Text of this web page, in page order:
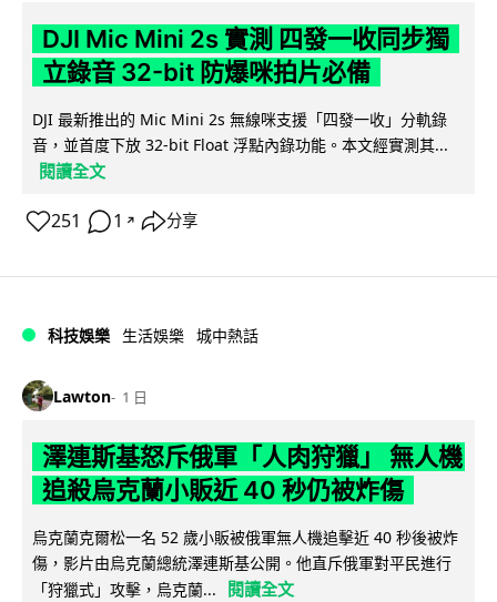
DJI Mic Mini 2s 實測 四發一收同步獨
立錄音 32-bit 防爆咪拍片必備
DJI 最新推出的 Mic Mini 2s 無線咪支援「四發一收」分軌錄
音，並首度下放 32-bit Float 浮點內錄功能。本文經實測其...
閱讀全文
251 1 ↗ 分享
科技娛樂 生活娛樂 城中熱話
Lawton 1 日
澤連斯基怒斥俄軍「人肉狩獵」 無人機
追殺烏克蘭小販近 40 秒仍被炸傷
烏克蘭克爾松一名 52 歲小販被俄軍無人機追擊近 40 秒後被炸
傷，影片由烏克蘭總統澤連斯基公開。他直斥俄軍對平民進行
「狩獵式」攻擊，烏克蘭...
閱讀全文